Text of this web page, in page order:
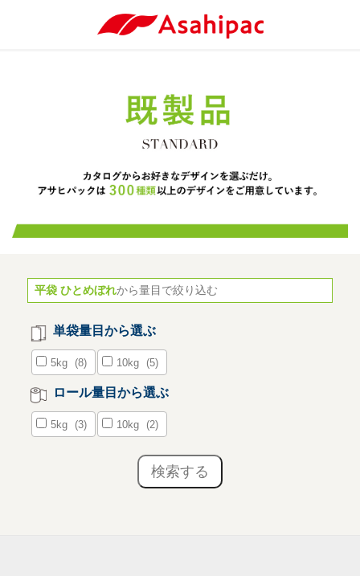
平袋 ひとめぼれから量目で絞り込む
単袋量目から選ぶ
5kg (8) 10kg (5)
ロール量目から選ぶ
5kg (3) 10kg (2)